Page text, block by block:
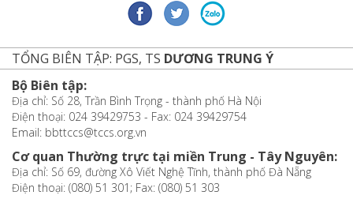
TỔNG BIÊN TẬP: PGS, TS DƯƠNG TRUNG Ý
Bộ Biên tập:
Địa chỉ: Số 28, Trần Bình Trọng - thành phố Hà Nội
Điện thoại: 024 39429753 - Fax: 024 39429754
Email: bbttccs@tccs.org.vn
Cơ quan Thường trực tại miền Trung - Tây Nguyên:
Địa chỉ: Số 69, đường Xô Viết Nghệ Tĩnh, thành phố Đà Nẵng
Điện thoại: (080) 51 301; Fax: (080) 51 303